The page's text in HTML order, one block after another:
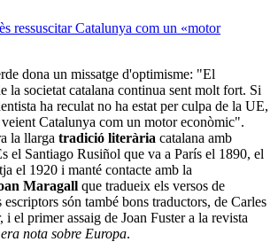
ressuscitar Catalunya com un «motor
dona un missatge d'optimisme: "El
la societat catalana continua sent molt fort. Si
ha reculat no ha estat per culpa de la UE,
Catalunya com un motor econòmic".
la llarga tradició literària catalana amb
el Santiago Rusiñol que va a París el 1890, el
el 1920 i manté contacte amb la
Maragall que tradueix els versos de
són també bons traductors, de Carles
i el primer assaig de Joan Fuster a la revista
nota sobre Europa.